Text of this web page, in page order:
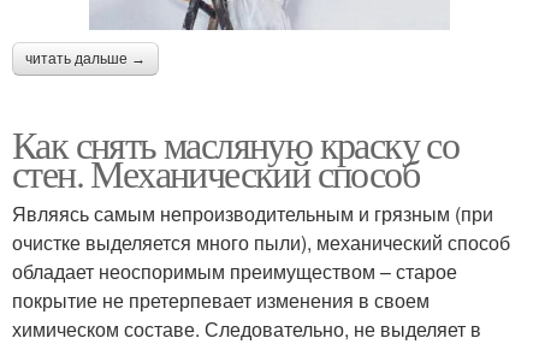
читать дальше →
Как снять масляную краску со
стен. Механический способ
Являясь самым непроизводительным и грязным (при
очистке выделяется много пыли), механический способ
обладает неоспоримым преимуществом – старое
покрытие не претерпевает изменения в своем
химическом составе. Следовательно, не выделяет в